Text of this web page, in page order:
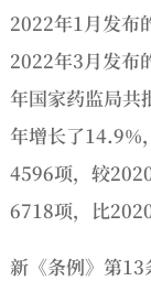
2022年1月发布
2022年3月发布
年国家药监局共
年增长了14.9%
4596项，较
6718项，比
新《条例》第